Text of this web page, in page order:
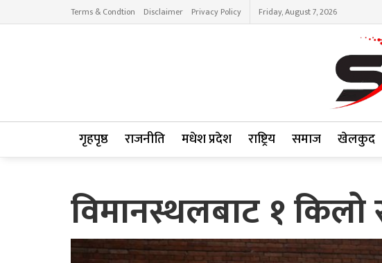
Terms & Condtion Disclaimer Privacy Policy Friday, August 7, 2026
गृहपृष्ठ राजनीति मधेश प्रदेश राष्ट्रिय समाज खेलकुद
विमानस्थलबाट १ किलो